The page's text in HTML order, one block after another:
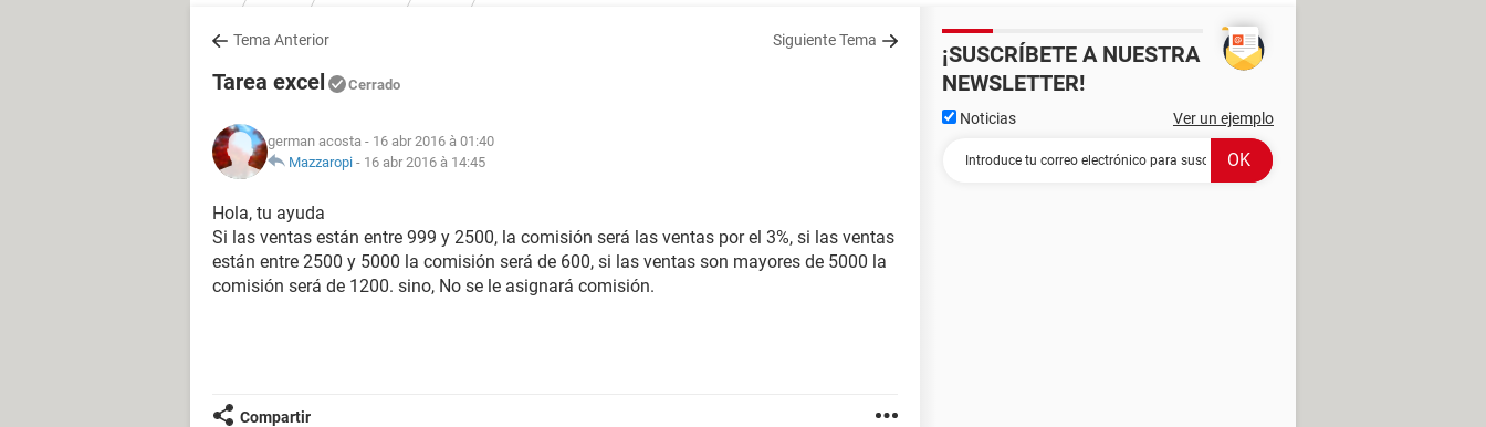
Tema Anterior Siguiente Tema
Tarea excel Cerrado
german acosta - 16 abr 2016 à 01:40
Mazzaropi - 16 abr 2016 à 14:45
Hola, tu ayuda
Si las ventas están entre 999 y 2500, la comisión será las ventas por el 3%, si las ventas
están entre 2500 y 5000 la comisión será de 600, si las ventas son mayores de 5000 la
comisión será de 1200. sino, No se le asignará comisión.
Compartir
¡SUSCRÍBETE A NUESTRA
NEWSLETTER!
Noticias Ver un ejemplo